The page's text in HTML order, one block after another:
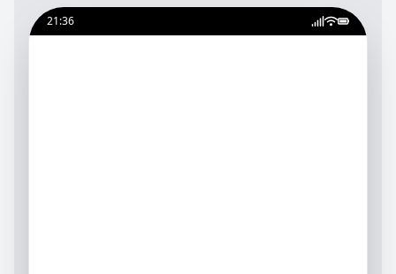
21:36